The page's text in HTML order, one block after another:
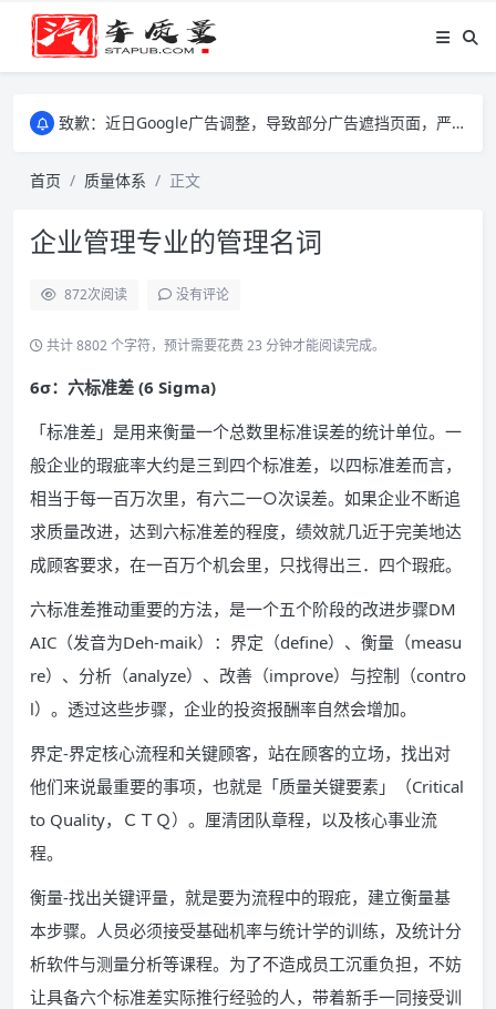
致歉：近日Google广告调整，导致部分广告遮挡页面，严重影响大家访问体验，将尽快调整完成，由此带来的不便，特意致歉！
致歉：近日Google广告调整，导致部分广告遮挡页面，严重影响大家访问体验，将尽快调整完成，由此带来的不便，特意致歉！
首页 质量体系 正文
企业管理专业的管理名词
872次阅读 没有评论
共计 8802 个字符，预计需要花费 23 分钟才能阅读完成。
6σ：六标准差 (6 Sigma)
「标准差」是用来衡量一个总数里标准误差的统计单位。一
般企业的瑕疵率大约是三到四个标准差，以四标准差而言，
相当于每一百万次里，有六二一○次误差。如果企业不断追
求质量改进，达到六标准差的程度，绩效就几近于完美地达
成顾客要求，在一百万个机会里，只找得出三．四个瑕疪。
六标准差推动重要的方法，是一个五个阶段的改进步骤DM
AIC（发音为Deh-maik）：界定（define）、衡量（measu
re）、分析（analyze）、改善（improve）与控制（contro
l）。透过这些步骤，企业的投资报酬率自然会增加。
界定-界定核心流程和关键顾客，站在顾客的立场，找出对
他们来说最重要的事项，也就是「质量关键要素」（Critical
to Quality，ＣＴＱ）。厘清团队章程，以及核心事业流
程。
衡量-找出关键评量，就是要为流程中的瑕疪，建立衡量基
本步骤。人员必须接受基础机率与统计学的训练，及统计分
析软件与测量分析等课程。为了不造成员工沉重负担，不妨
让具备六个标准差实际推行经验的人，带着新手一同接受训